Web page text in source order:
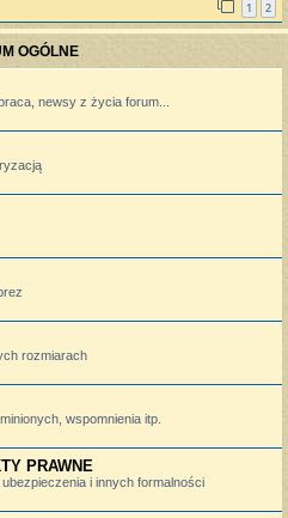
1 2
OGÓLNE
newsy z życia forum...
rozmiarach
wspomnienia itp.
PRAWNE
i innych formalności